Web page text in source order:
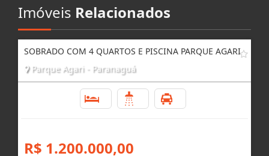
Imóveis Relacionados
SOBRADO COM 4 QUARTOS E PISCINA PARQUE AGARI
Parque Agari - Paranaguá
R$ 1.200.000,00